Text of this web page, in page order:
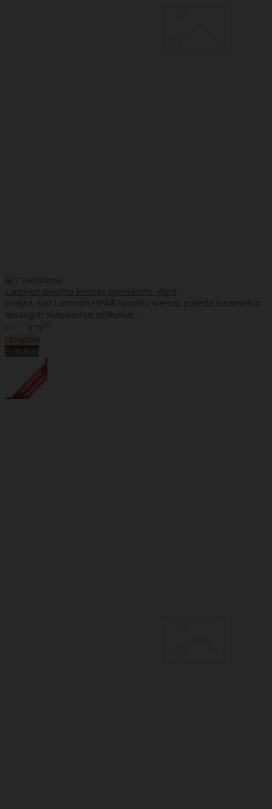
Lansinoh lanolino kremas speneliams, 40ml
Įrodyta, kad Lansinoh HPA® lanolino kremas padeda nuraminti ir
apsaugoti skaudančius įtrūkusius ..
€1990
Populiari